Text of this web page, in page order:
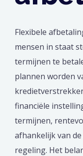
Flexibele
mensen in staat
termijnen te
plannen worden
financiële
termijnen,
afhankelijk van
regeling. Het